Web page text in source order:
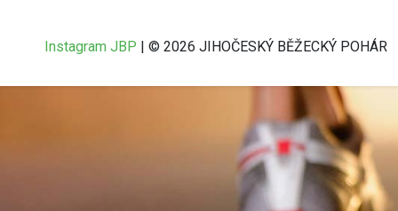
Instagram JBP | © 2026 JIHOČESKÝ BĚŽECKÝ POHÁR